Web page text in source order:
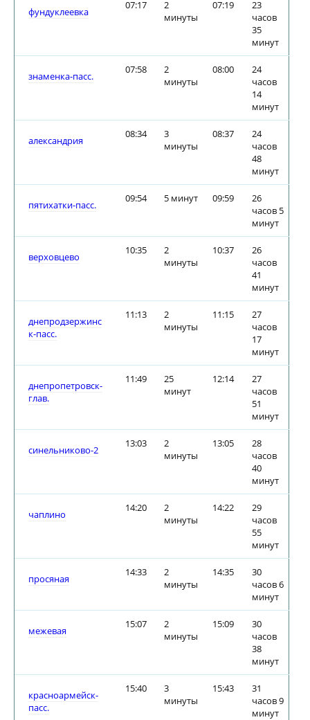
фундуклеевка
07:17
2
минуты
07:19
23
часов
35
минут
знаменка-пасс.
07:58
2
минуты
08:00
24
часов
14
минут
александрия
08:34
3
минуты
08:37
24
часов
48
минут
пятихатки-пасс.
09:54 5 минут 09:59
26
часов 5
минут
верховцево
10:35
2
минуты
10:37
26
часов
41
минут
днепродзержинс
к-пасс.
11:13
2
минуты
11:15
27
часов
17
минут
днепропетровск-
глав.
11:49
25
минут
12:14
27
часов
51
минут
синельниково-2
13:03
2
минуты
13:05
28
часов
40
минут
чаплино
14:20
2
минуты
14:22
29
часов
55
минут
просяная
14:33
2
минуты
14:35
30
часов 6
минут
межевая
15:07
2
минуты
15:09
30
часов
38
минут
красноармейск-
пасс.
15:40
3
минуты
15:43
31
часов 9
минут